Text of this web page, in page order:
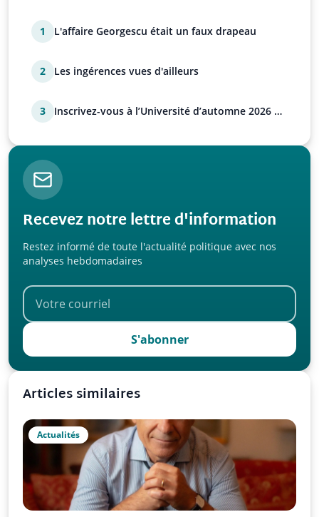
1 L'affaire Georgescu était un faux drapeau
2 Les ingérences vues d'ailleurs
3
Inscrivez-vous à l’Université d’automne 2026 de
Recevez notre lettre d'information
Restez informé de toute l'actualité politique avec nos
analyses hebdomadaires
S'abonner
Articles similaires
Actualités